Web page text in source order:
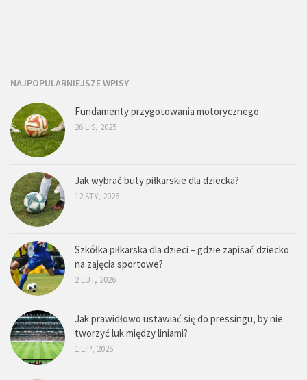
NAJPOPULARNIEJSZE WPISY
Fundamenty przygotowania motorycznego
26 LIS, 2025
Jak wybrać buty piłkarskie dla dziecka?
12 STY, 2026
Szkółka piłkarska dla dzieci – gdzie zapisać dziecko
na zajęcia sportowe?
2 LUT, 2026
Jak prawidłowo ustawiać się do pressingu, by nie
tworzyć luk między liniami?
1 LIP, 2026